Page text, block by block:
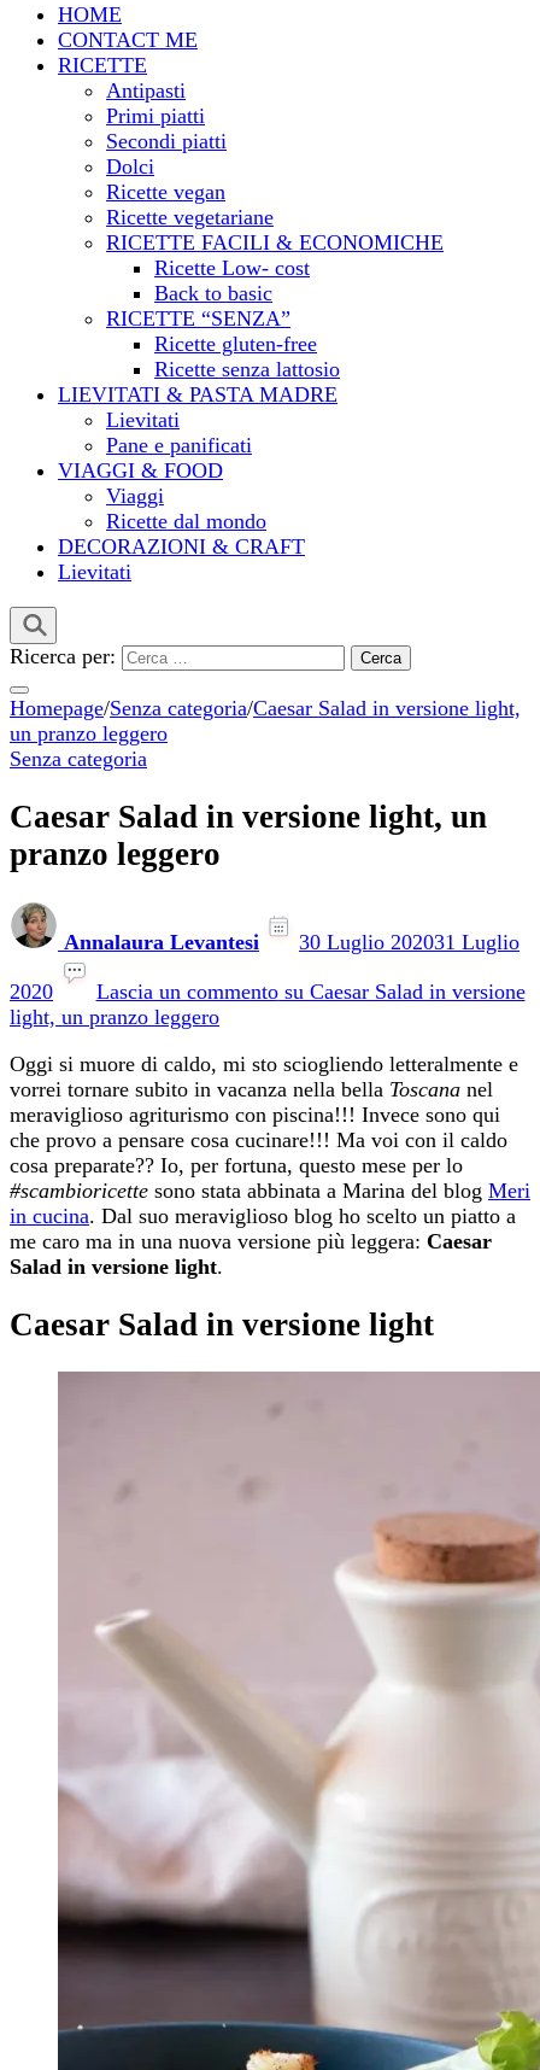
HOME
CONTACT ME
RICETTE
Antipasti
Primi piatti
Secondi piatti
Dolci
Ricette vegan
Ricette vegetariane
RICETTE FACILI & ECONOMICHE
Ricette Low- cost
Back to basic
RICETTE “SENZA”
Ricette gluten-free
Ricette senza lattosio
LIEVITATI & PASTA MADRE
Lievitati
Pane e panificati
VIAGGI & FOOD
Viaggi
Ricette dal mondo
DECORAZIONI & CRAFT
Lievitati
Ricerca per:
Homepage/Senza categoria/Caesar Salad in versione light,
un pranzo leggero
Senza categoria
Caesar Salad in versione light, un
pranzo leggero
Annalaura Levantesi 30 Luglio 202031 Luglio
2020 Lascia un commentosu Caesar Salad in versione
light, un pranzo leggero
Oggi si muore di caldo, mi sto sciogliendo letteralmente e
vorrei tornare subito in vacanza nella bella Toscana nel
meraviglioso agriturismo con piscina!!! Invece sono qui
che provo a pensare cosa cucinare!!! Ma voi con il caldo
cosa preparate?? Io, per fortuna, questo mese per lo
#scambioricette sono stata abbinata a Marina del blog Meri
in cucina. Dal suo meraviglioso blog ho scelto un piatto a
me caro ma in una nuova versione più leggera: Caesar
Salad in versione light.
Caesar Salad in versione light